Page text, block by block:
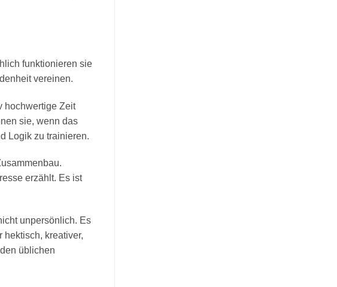
funktionieren sie
vereinen.
hochwertige Zeit
sie, wenn das
Logik zu trainieren.
erzählt. Es ist
unpersönlich. Es
hektisch, kreativer,
üblichen